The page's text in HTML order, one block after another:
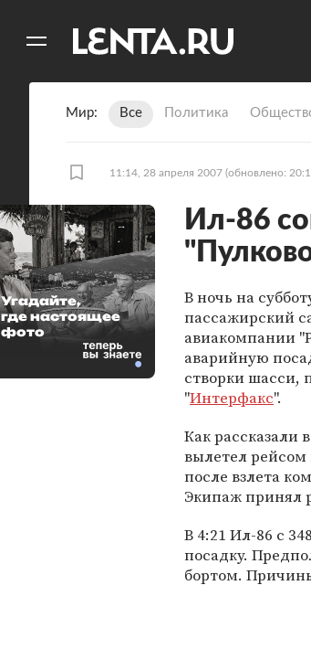
Мир Все Политика
11:14, 28 апреля 2007 (обновлено:
Ил-86
В ночь на
пассажирский
авиакомпании
аварийную
створки шасси,
"Интерфакс".
Как рассказали
вылетел рейсом
после взлета
Экипаж принял
В 4:21 Ил-86 с
посадку.
бортом.
Угадайте,
где настоящее
фото